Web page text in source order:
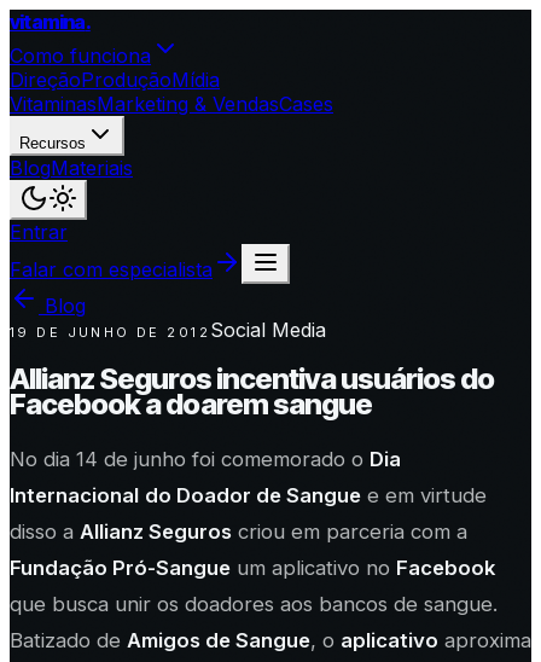
vitamina.
Como funciona
DireçãoProduçãoMídia
VitaminasMarketing & VendasCases
Recursos
BlogMateriais
Entrar
Falar com especialista
Blog
19 DE JUNHO DE 2012 Social Media
Allianz Seguros incentiva usuários do
Facebook a doarem sangue
No dia 14 de junho foi comemorado o Dia
Internacional do Doador de Sangue e em virtude
disso a Allianz Seguros criou em parceria com a
Fundação Pró-Sangue um aplicativo no Facebook
que busca unir os doadores aos bancos de sangue.
Batizado de Amigos de Sangue, o aplicativo aproxima